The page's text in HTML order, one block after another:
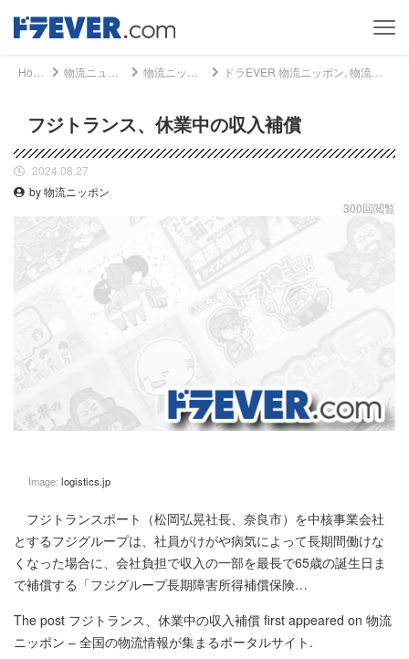
フジトランス、休業中の収入補償
2024.08.27
by 物流ニッポン
300回閲覧
Image: logistics.jp
フジトランスポート（松岡弘晃社長、奈良市）を中核事業会社
とするフジグループは、社員がけがや病気によって長期間働けな
くなった場合に、会社負担で収入の一部を最長で65歳の誕生日ま
で補償する「フジグループ長期障害所得補償保険…
The post フジトランス、休業中の収入補償 first appeared on 物流
ニッポン – 全国の物流情報が集まるポータルサイト .